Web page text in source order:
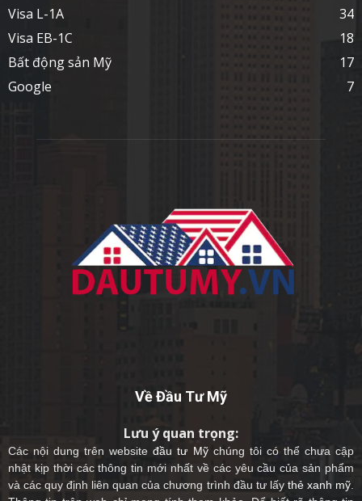
Visa L-1A
34
Visa EB-1C
18
Bất động sản Mỹ
17
Google
7
Về Đầu Tư Mỹ
Lưu ý quan trọng:
Các nội dung trên websiteđầu tư Mỹchúng tôi có thể chưa cập
nhật kịp thời các thông tin mới nhất về các yêu cầu của sản phẩm
và các quy định liên quan của chương trình đầu tư lấy thẻ xanh mỹ